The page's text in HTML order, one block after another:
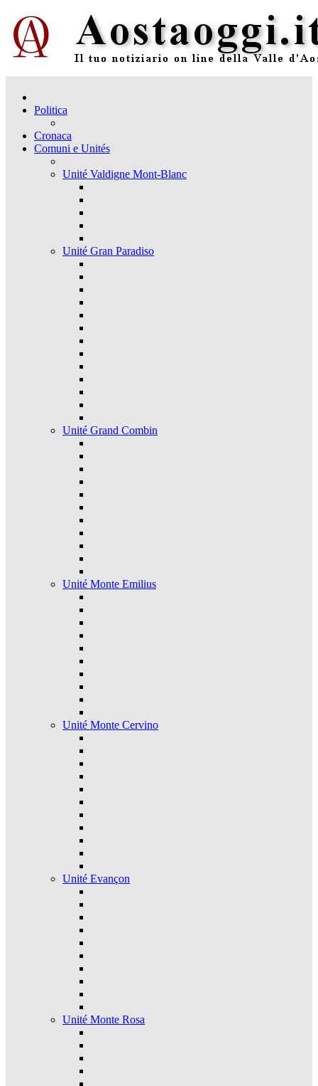
Politica
Cronaca
Comuni e Unités
Unité Valdigne Mont-Blanc
Unité Gran Paradiso
Unité Grand Combin
Unité Monte Emilius
Unité Monte Cervino
Unité Evançon
Unité Monte Rosa